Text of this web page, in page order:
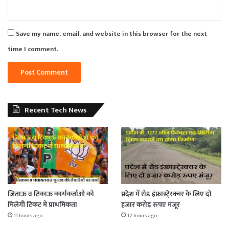
Save my name, email, and website in this browser for the next
time I comment.
Recent Tech News
जिताऊ व टिकाऊ कार्यकर्ताओं को
मिलेगी टिकट में प्राथमिकता
11 hours ago
प्रदेश में रोड इंफ्रास्टे्रक्चर के लिए दो
हजार करोड़ रुपए मंजूर
12 hours ago